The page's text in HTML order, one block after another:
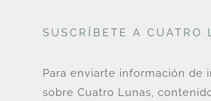
SUSCRÍBETE A CUATRO
Para enviarte información de
sobre Cuatro Lunas,